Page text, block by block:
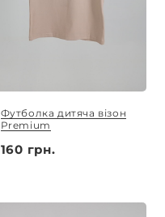
Футболка дитяча візон
Premium
160 грн.